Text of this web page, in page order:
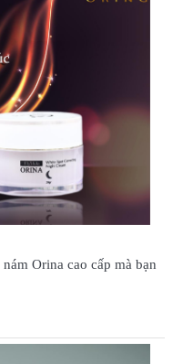
Orina cao cấp mà bạn